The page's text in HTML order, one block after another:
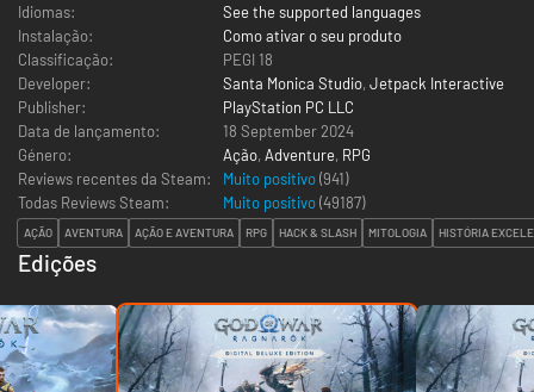
Idiomas:
See the supported languages
Instalação:
Como ativar o seu produto
Classificação:
PEGI 18
Developer:
Santa Monica Studio, Jetpack Interactive
Publisher:
PlayStation PC LLC
Data de lançamento:
18 September 2024
Género:
Ação, Adventure, RPG
Reviews recentes da Steam:
Muito positivo(941)
Todas Reviews Steam:
Muito positivo(49187)
AÇÃO AVENTURA AÇÃO E AVENTURA RPG HACK & SLASH MITOLOGIA HISTÓRIA
Edições